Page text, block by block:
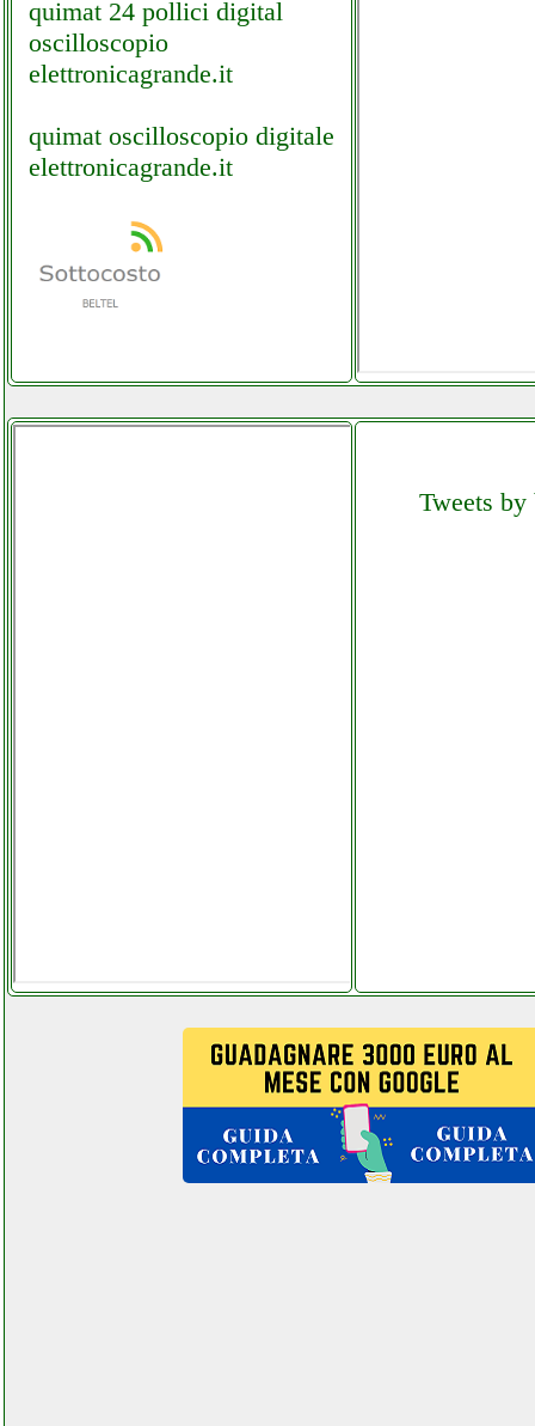
quimat 24 pollici digital
oscilloscopio
elettronicagrande.it
quimat oscilloscopio digitale
elettronicagrande.it
Tweets